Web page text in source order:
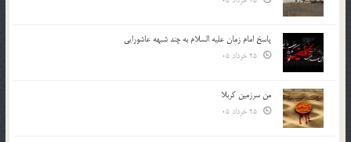
پاسخ امام زمان علیه السلام به چند شبهه عاشورایی
من سرزمین کربلا